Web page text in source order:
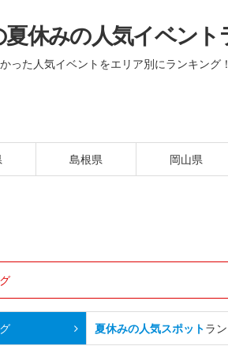
夏休みの人気イベン
った人気イベントをエリア別にランキング！
島根県 岡山県
夏休みの人気スポットラ